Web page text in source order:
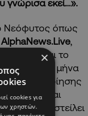
γνώρισα εκεί…».
Νεόφυτος όπως
AlphaNews.Live,
όσο και το
λοιπόν το μήνα
παιδικής και
να στείλει
×
cookies για
χρηστών.